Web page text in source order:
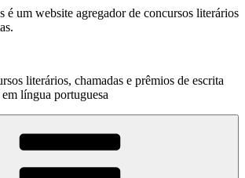
literários, chamadas e prêmios de escrita
língua portuguesa